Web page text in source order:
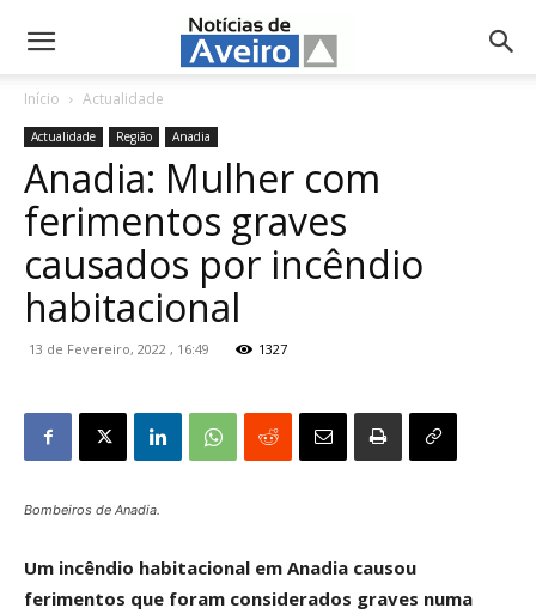
NotíciasdeAveiro.pt
Início Actualidade
Actualidade Região Anadia
Anadia: Mulher com
ferimentos graves
causados por incêndio
habitacional
13 de Fevereiro, 2022 , 16:49 1327
Bombeiros de Anadia.
Um incêndio habitacional em Anadia causou
ferimentos que foram considerados graves numa